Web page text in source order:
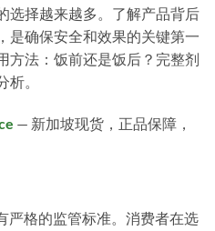
选择越来越多。了解产品背后
是确保安全和效果的关键第一
方法：饭前还是饭后？完整剂
。
— 新加坡现货，正品保障，
严格的监管标准。消费者在选